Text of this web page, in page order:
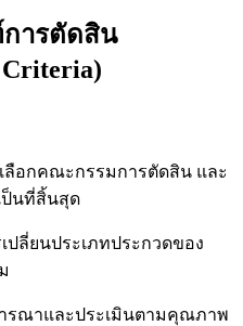
ารตัดสิน
Criteria)
ลือกคณะกรรมการตัดสิน และ
ป็นที่สิ้นสุด
ลี่ยนประเภทประกวดของ
รณาและประเมินตามคุณภาพ